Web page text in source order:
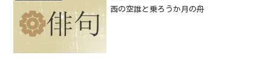
西の空誰と乗ろうか月の舟